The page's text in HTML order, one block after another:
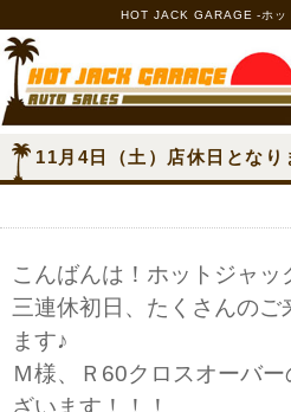
HOT JACK GARAGE -ホッ
11月4日（土）店休日となり
こんばんは！ホットジャ
三連休初日、たくさんのご
ます♪
Ｍ様、Ｒ60クロスオーバ
ざいます！！！